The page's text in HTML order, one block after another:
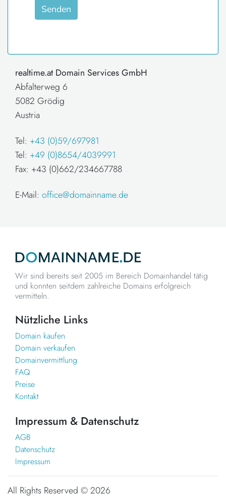
Senden
realtime.at Domain Services GmbH
Abfalterweg 6
5082 Grödig
Austria
Tel: +43 (0)59/697981
Tel: +49 (0)8654/4039991
Fax: +43 (0)662/234667788
E-Mail: office@domainname.de
Wir sind bereits seit 2005 im Bereich Domainhandel tätig
und konnten seitdem zahlreiche Domains erfolgreich
vermitteln.
Nützliche Links
Domain kaufen
Domain verkaufen
Domainvermittlung
FAQ
Preise
Kontakt
Impressum & Datenschutz
AGB
Datenschutz
Impressum
All Rights Reserved ©2026